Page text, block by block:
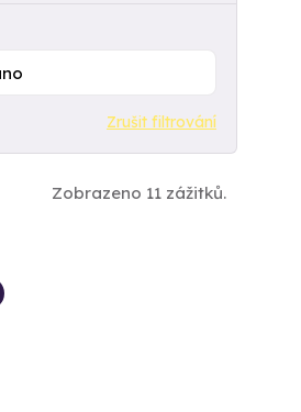
Zrušit filtrování
Zobrazeno 11 zážitků.